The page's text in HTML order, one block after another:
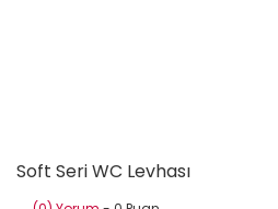
Soft Seri WC Levhası